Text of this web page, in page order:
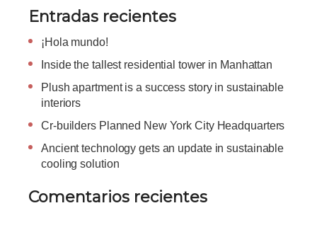
Entradas recientes
¡Hola mundo!
Inside the tallest residential tower in Manhattan
Plush apartment is a success story in sustainable
interiors
Cr-builders Planned New York City Headquarters
Ancient technology gets an update in sustainable
cooling solution
Comentarios recientes